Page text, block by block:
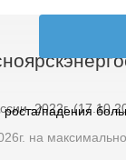
на
падения